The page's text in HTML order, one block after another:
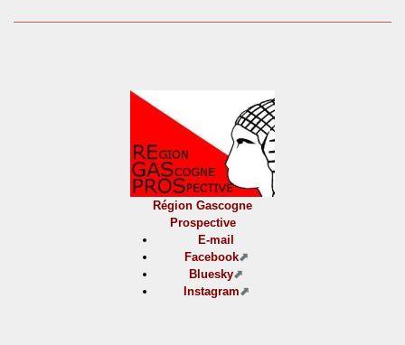
Région Gascogne
Prospective
E-mail
Facebook
Bluesky
Instagram